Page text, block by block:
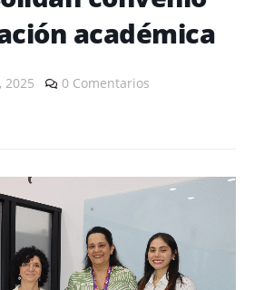
académica
2025 0 Comentarios